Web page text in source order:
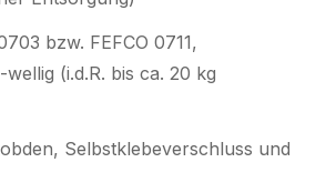
bzw. FEFCO 0711,
(i.d.R. bis ca. 20 kg
Selbstklebeverschluss und